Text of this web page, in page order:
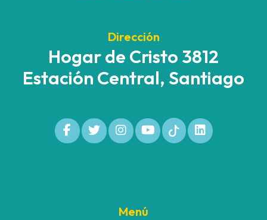
Dirección
Hogar de Cristo 3812
Estación Central, Santiago
Menú